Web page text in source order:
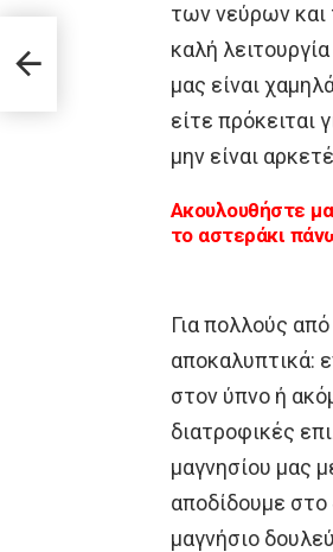
των νεύρων και
καλή
μας είναι
είτε πρόκειται
μην είναι
Ακουλουθήστε
το αστεράκι
Για πολλούς
αποκαλυπτικά:
στον ύπνο ή
διατροφικές
μαγνησίου μας
αποδίδουμε στο
μαγνήσιο